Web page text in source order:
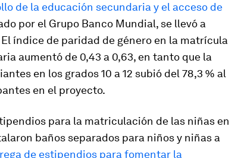
de la educación secundaria y el acceso de
por el Grupo Banco Mundial, se llevó a
índice de paridad de género en la matrícula
aumentó de 0,43 a 0,63, en tanto que la
en los grados 10 a 12 subió del 78,3 % al
en el proyecto.
para la matriculación de las niñas en
baños separados para niños y niñas a
de estipendios para fomentar la